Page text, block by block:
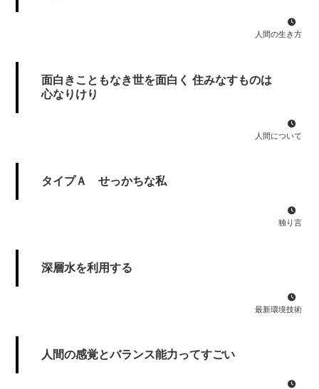
人間の生き方
面白きこともなき世を面白く 住みなすものは
心なりけり
人間について
タイプＡ せっかちな私
独り言
深層水を利用する
最新環境技術
人間の感覚とバランス能力ってすごい